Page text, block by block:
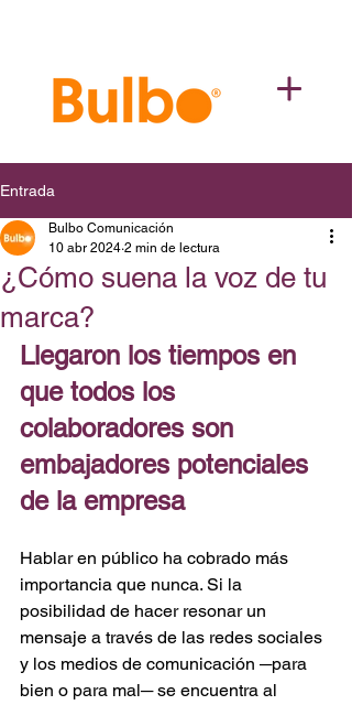
Entrada
¿Cómo suena la voz de tu
marca?
Bulbo Comunicación
10 abr 2024 2 min de lectura
Llegaron los tiempos en
que todos los
colaboradores son
embajadores potenciales
de la empresa
Hablar en público ha cobrado más
importancia que nunca. Si la
posibilidad de hacer resonar un
mensaje a través de las redes sociales
y los medios de comunicación ─para
bien o para mal─ se encuentra al